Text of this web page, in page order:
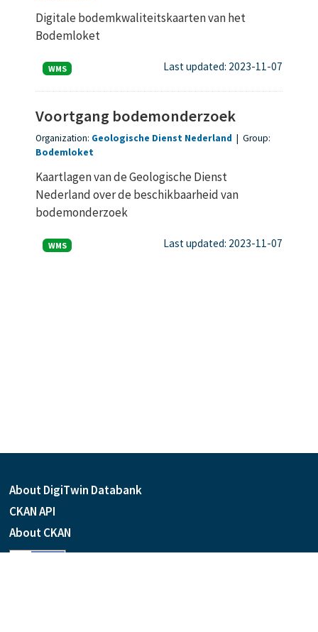
Digitale bodemkwaliteitskaarten van het
Bodemloket
WMS Last updated: 2023-11-07
Voortgang bodemonderzoek
Organization: Geologische Dienst Nederland | Group:
Bodemloket
Kaartlagen van de Geologische Dienst
Nederland over de beschikbaarheid van
bodemonderzoek
WMS Last updated: 2023-11-07
About DigiTwin Databank
CKAN API
About CKAN